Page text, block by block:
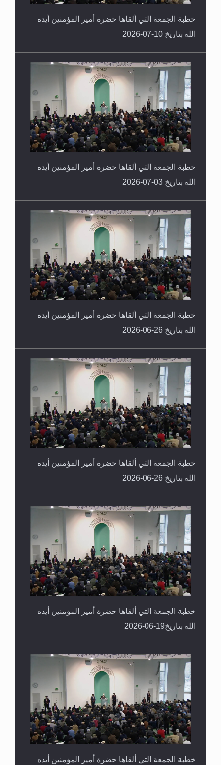
خطبة الجمعة التي ألقاها حضرة أمير المؤمنين أيده
الله بتاريخ 10-07-2026
خطبة الجمعة التي ألقاها حضرة أمير المؤمنين أيده
الله بتاريخ 03-07-2026
خطبة الجمعة التي ألقاها حضرة أمير المؤمنين أيده
الله بتاريخ 26-06-2026
خطبة الجمعة التي ألقاها حضرة أمير المؤمنين أيده
الله بتاريخ 26-06-2026
خطبة الجمعة التي ألقاها حضرة أمير المؤمنين أيده
الله بتاريخ19-06-2026
خطبة الجمعة التي ألقاها حضرة أمير المؤمنين أيده